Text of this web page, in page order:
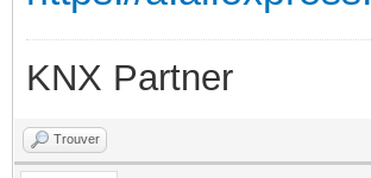
KNX Partner
Trouver